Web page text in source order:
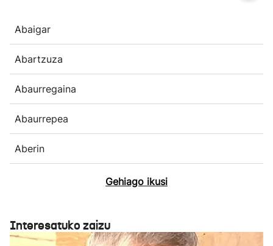
Abaigar
Abartzuza
Abaurregaina
Abaurrepea
Aberin
Gehiago ikusi
Interesatuko zaizu